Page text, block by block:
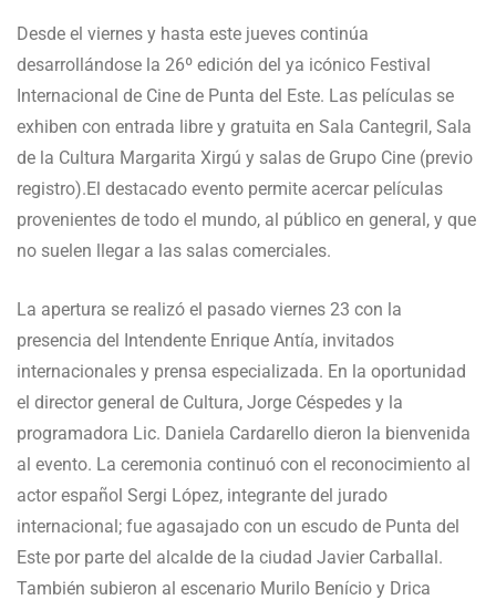
Desde el viernes y hasta este jueves continúa
desarrollándose la 26º edición del ya icónico Festival
Internacional de Cine de Punta del Este. Las películas se
exhiben con entrada libre y gratuita en Sala Cantegril, Sala
de la Cultura Margarita Xirgú y salas de Grupo Cine (previo
registro).El destacado evento permite acercar películas
provenientes de todo el mundo, al público en general, y que
no suelen llegar a las salas comerciales.
La apertura se realizó el pasado viernes 23 con la
presencia del Intendente Enrique Antía, invitados
internacionales y prensa especializada. En la oportunidad
el director general de Cultura, Jorge Céspedes y la
programadora Lic. Daniela Cardarello dieron la bienvenida
al evento. La ceremonia continuó con el reconocimiento al
actor español Sergi López, integrante del jurado
internacional; fue agasajado con un escudo de Punta del
Este por parte del alcalde de la ciudad Javier Carballal.
También subieron al escenario Murilo Benício y Drica